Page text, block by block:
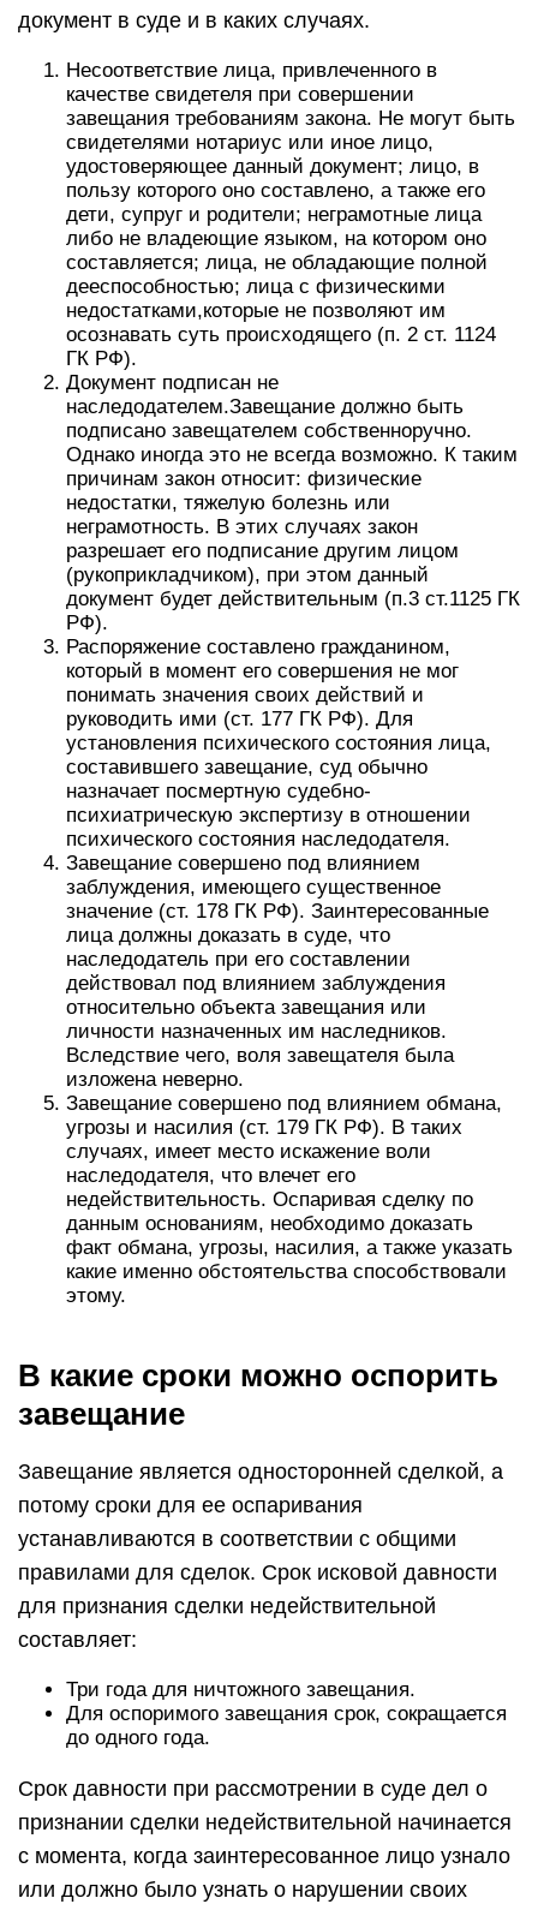
документ в суде и в каких случаях.
Несоответствие лица, привлеченного в
качестве свидетеля при совершении
завещания требованиям закона. Не могут быть
свидетелями нотариус или иное лицо,
удостоверяющее данный документ; лицо, в
пользу которого оно составлено, а также его
дети, супруг и родители; неграмотные лица
либо не владеющие языком, на котором оно
составляется; лица, не обладающие полной
дееспособностью; лица с физическими
недостатками,которые не позволяют им
осознавать суть происходящего (п. 2 ст. 1124
ГК РФ).
Документ подписан не
наследодателем.Завещание должно быть
подписано завещателем собственноручно.
Однако иногда это не всегда возможно. К таким
причинам закон относит: физические
недостатки, тяжелую болезнь или
неграмотность. В этих случаях закон
разрешает его подписание другим лицом
(рукоприкладчиком), при этом данный
документ будет действительным (п.3 ст.1125 ГК
РФ).
Распоряжение составлено гражданином,
который в момент его совершения не мог
понимать значения своих действий и
руководить ими (ст. 177 ГК РФ). Для
установления психического состояния лица,
составившего завещание, суд обычно
назначает посмертную судебно-
психиатрическую экспертизу в отношении
психического состояния наследодателя.
Завещание совершено под влиянием
заблуждения, имеющего существенное
значение (ст. 178 ГК РФ). Заинтересованные
лица должны доказать в суде, что
наследодатель при его составлении
действовал под влиянием заблуждения
относительно объекта завещания или
личности назначенных им наследников.
Вследствие чего, воля завещателя была
изложена неверно.
Завещание совершено под влиянием обмана,
угрозы и насилия (ст. 179 ГК РФ). В таких
случаях, имеет место искажение воли
наследодателя, что влечет его
недействительность. Оспаривая сделку по
данным основаниям, необходимо доказать
факт обмана, угрозы, насилия, а также указать
какие именно обстоятельства способствовали
этому.
В какие сроки можно оспорить
завещание
Завещание является односторонней сделкой, а
потому сроки для ее оспаривания
устанавливаются в соответствии с общими
правилами для сделок. Срок исковой давности
для признания сделки недействительной
составляет:
Три года для ничтожного завещания.
Для оспоримого завещания срок, сокращается
до одного года.
Срок давности при рассмотрении в суде дел о
признании сделки недействительной начинается
с момента, когда заинтересованное лицо узнало
или должно было узнать о нарушении своих